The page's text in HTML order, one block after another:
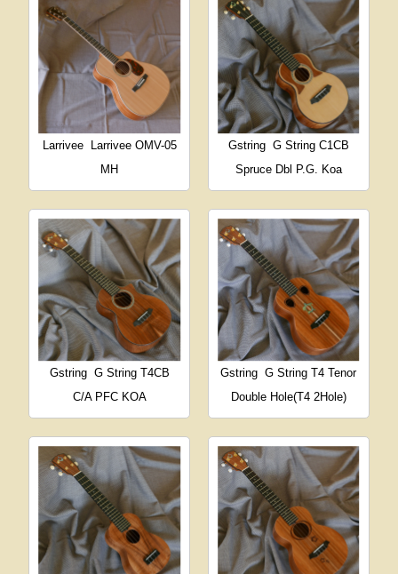
Larrivee
Larrivee OMV-05
MH
Gstring G String C1CB
Spruce Dbl P.G. Koa
Gstring G String T4CB
C/A PFC KOA
Gstring G String T4 Tenor
Double Hole(T4 2Hole)